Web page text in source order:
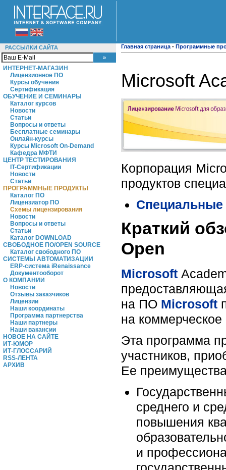
РАССЫЛКИ САЙТА
ИНТЕРНЕТ-МАГАЗИН
Лицензионное ПО
Курсы обучения
Сертификация
ОБУЧЕНИЕ И СЕМИНАРЫ
Каталог курсов
Новости
Статьи
Вопросы и ответы
Бесплатные семинары
Онлайн-курсы
Курсы Microsoft On-Demand
Кафедра МФТИ
ЦЕНТР ТЕСТИРОВАНИЯ
IT-Сертификации
Новости
Статьи
ПРОГРАММНЫЕ ПРОДУКТЫ
Каталог ПО
Лицензиатор ПО
Схемы лицензирования
Новости
Вопросы и ответы
Статьи
Каталог DOWNLOAD
СВОБОДНОЕ ПО/OPEN SOURCE
Каталог свободного ПО
СИСТЕМЫ АВТОМАТИЗАЦИИ
ERP-система iRenaissance
Документооборот
О КОМПАНИИ
Новости
Отзывы заказчиков
Лицензии
Наши координаты
Программа партнерства
Наши партнеры
Наши вакансии
НОВОЕ НА САЙТЕ
ИТ-ЮМОР
ИТ-ГЛОССАРИЙ
RSS-ЛЕНТА
АРХИВ
Главная страница - Программные
Microsoft
Корпорация
продуктов
Специальные
Краткий
Open
Microsoft
на ПО Microsoft
на
Эта программа
участников,
Ее
среднего и
повышения
и